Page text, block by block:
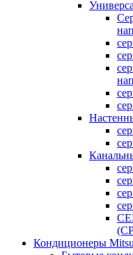
Кондиционеры